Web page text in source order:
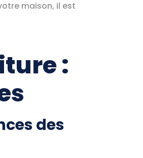
maison, il est
:
des